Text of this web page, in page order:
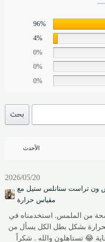
96%
4%
0%
0%
0%
بحث
2026/05/20
ون تراست ستانلس ستيل مع
مقياس حرارة
من الملمس. استخدمناه في
بشكل بطل الكل يسأل من
😂 تستاهلون والله . شكراً